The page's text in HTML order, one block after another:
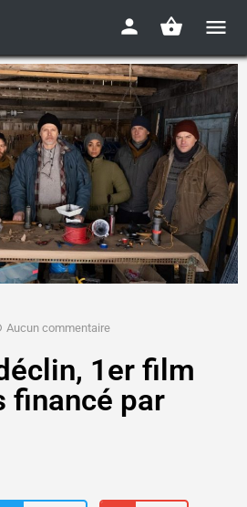
Aucun commentaire
1er film
financé par